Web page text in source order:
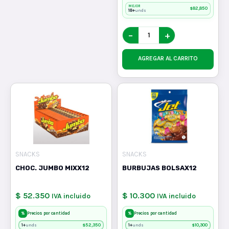
MEJOR
18+unds $82,850
− +
AGREGAR AL CARRITO
SNACKS
CHOC. JUMBO MIXX12
$ 52.350 IVA incluido
% Precios por cantidad
1+unds $52,350
SNACKS
BURBUJAS BOLSAX12
$ 10.300 IVA incluido
% Precios por cantidad
1+unds $10,300